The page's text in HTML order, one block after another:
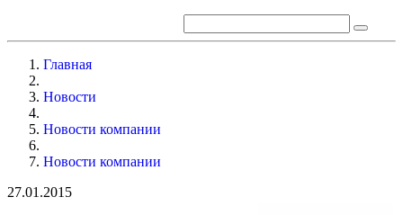
Главная
Новости
Новости компании
Новости компании
27.01.2015